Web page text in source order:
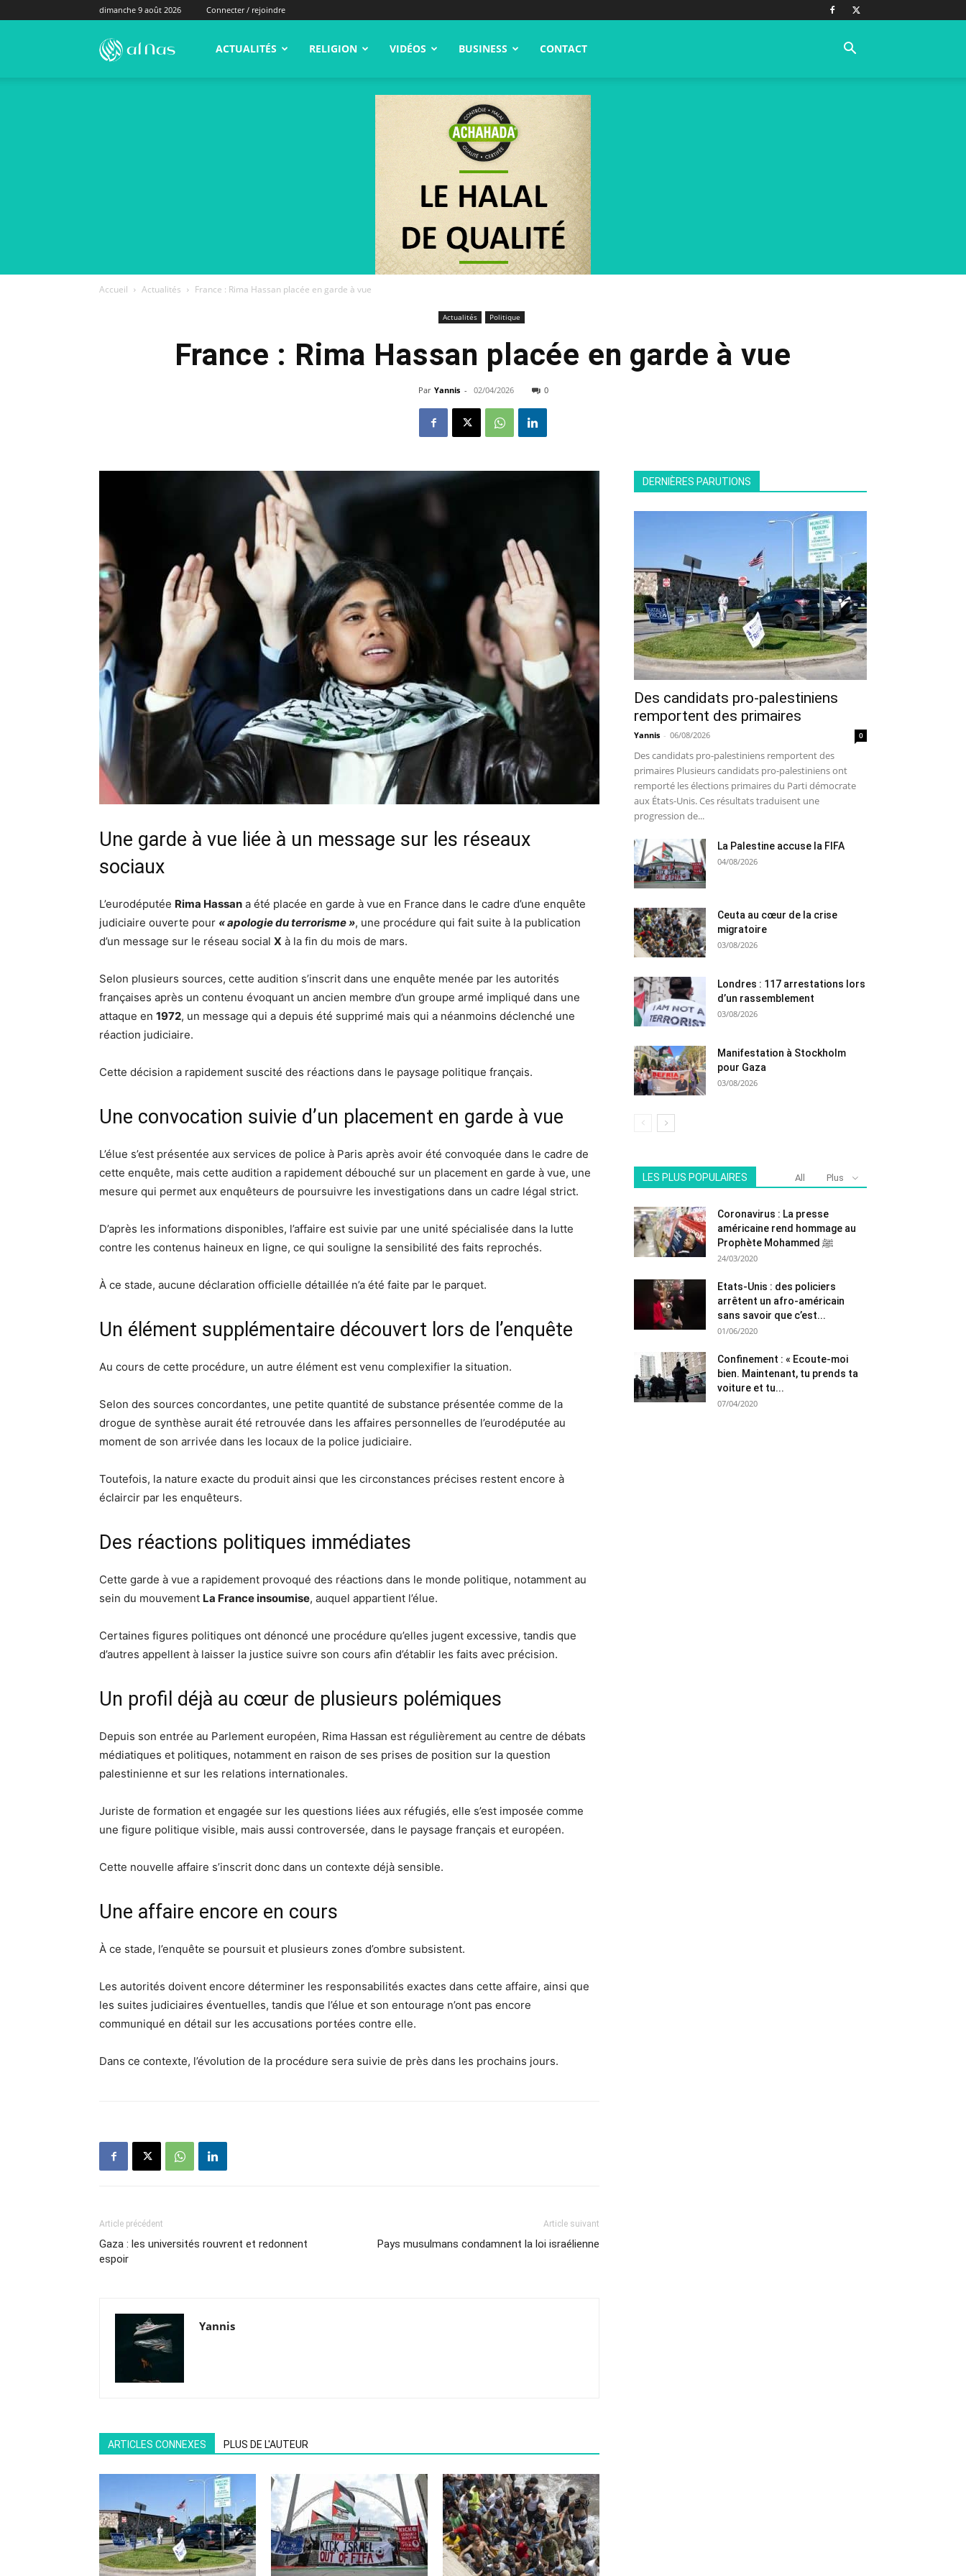
dimanche 9 août 2026 Connecter / rejoindre
alNas.fr ACTUALITÉS RELIGION VIDÉOS BUSINESS CONTACT
Accueil Actualités France : Rima Hassan placée en garde à vue
Actualités Politique
France : Rima Hassan placée en garde à vue
Par Yannis - 02/04/2026 0
Une garde à vue liée à un message sur les réseaux
sociaux
L’eurodéputée Rima Hassan a été placée en garde à vue en France dans le cadre d’une enquête
judiciaire ouverte pour « apologie du terrorisme », une procédure qui fait suite à la publication
d’un message sur le réseau social X à la fin du mois de mars.
Selon plusieurs sources, cette audition s’inscrit dans une enquête menée par les autorités
françaises après un contenu évoquant un ancien membre d’un groupe armé impliqué dans une
attaque en 1972, un message qui a depuis été supprimé mais qui a néanmoins déclenché une
réaction judiciaire.
Cette décision a rapidement suscité des réactions dans le paysage politique français.
Une convocation suivie d’un placement en garde à vue
L’élue s’est présentée aux services de police à Paris après avoir été convoquée dans le cadre de
cette enquête, mais cette audition a rapidement débouché sur un placement en garde à vue, une
mesure qui permet aux enquêteurs de poursuivre les investigations dans un cadre légal strict.
D’après les informations disponibles, l’affaire est suivie par une unité spécialisée dans la lutte
contre les contenus haineux en ligne, ce qui souligne la sensibilité des faits reprochés.
À ce stade, aucune déclaration officielle détaillée n’a été faite par le parquet.
Un élément supplémentaire découvert lors de l’enquête
Au cours de cette procédure, un autre élément est venu complexifier la situation.
Selon des sources concordantes, une petite quantité de substance présentée comme de la
drogue de synthèse aurait été retrouvée dans les affaires personnelles de l’eurodéputée au
moment de son arrivée dans les locaux de la police judiciaire.
Toutefois, la nature exacte du produit ainsi que les circonstances précises restent encore à
éclaircir par les enquêteurs.
Des réactions politiques immédiates
Cette garde à vue a rapidement provoqué des réactions dans le monde politique, notamment au
sein du mouvement La France insoumise, auquel appartient l’élue.
Certaines figures politiques ont dénoncé une procédure qu’elles jugent excessive, tandis que
d’autres appellent à laisser la justice suivre son cours afin d’établir les faits avec précision.
Un profil déjà au cœur de plusieurs polémiques
Depuis son entrée au Parlement européen, Rima Hassan est régulièrement au centre de débats
médiatiques et politiques, notamment en raison de ses prises de position sur la question
palestinienne et sur les relations internationales.
Juriste de formation et engagée sur les questions liées aux réfugiés, elle s’est imposée comme
une figure politique visible, mais aussi controversée, dans le paysage français et européen.
Cette nouvelle affaire s’inscrit donc dans un contexte déjà sensible.
Une affaire encore en cours
À ce stade, l’enquête se poursuit et plusieurs zones d’ombre subsistent.
Les autorités doivent encore déterminer les responsabilités exactes dans cette affaire, ainsi que
les suites judiciaires éventuelles, tandis que l’élue et son entourage n’ont pas encore
communiqué en détail sur les accusations portées contre elle.
Dans ce contexte, l’évolution de la procédure sera suivie de près dans les prochains jours.
Article précédent
Gaza : les universités rouvrent et redonnent
espoir
Article suivant
Pays musulmans condamnent la loi israélienne
Yannis
ARTICLES CONNEXES PLUS DE L'AUTEUR
DERNIÈRES PARUTIONS
Des candidats pro-palestiniens
remportent des primaires
Yannis - 06/08/2026 0
Des candidats pro-palestiniens remportent des
primaires Plusieurs candidats pro-palestiniens ont
remporté les élections primaires du Parti démocrate
aux États-Unis. Ces résultats traduisent une
progression de...
La Palestine accuse la FIFA
04/08/2026
Ceuta au cœur de la crise
migratoire
03/08/2026
Londres : 117 arrestations lors
d’un rassemblement
03/08/2026
Manifestation à Stockholm
pour Gaza
03/08/2026
LES PLUS POPULAIRES All Plus
Coronavirus : La presse
américaine rend hommage au
Prophète Mohammed ﷺ
24/03/2020
Etats-Unis : des policiers
arrêtent un afro-américain
sans savoir que c’est...
01/06/2020
Confinement : « Ecoute-moi
bien. Maintenant, tu prends ta
voiture et tu...
07/04/2020